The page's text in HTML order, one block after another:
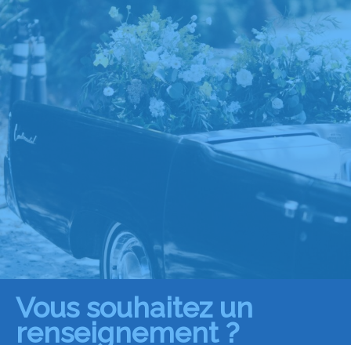
Vous souhaitez un
renseignement ?